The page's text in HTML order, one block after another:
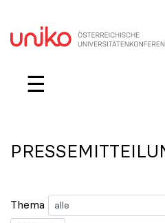
☰
Thema